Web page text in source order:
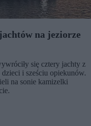
na jeziorze
się cztery jachty z
i sześciu opiekunów.
na sonie kamizelki